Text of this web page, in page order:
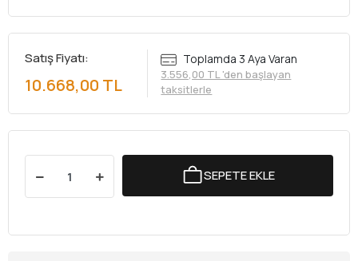
Satış Fiyatı:
10.668,00 TL
Toplamda 3 Aya Varan
3.556,00 TL 'den başlayan
taksitlerle
SEPETE EKLE